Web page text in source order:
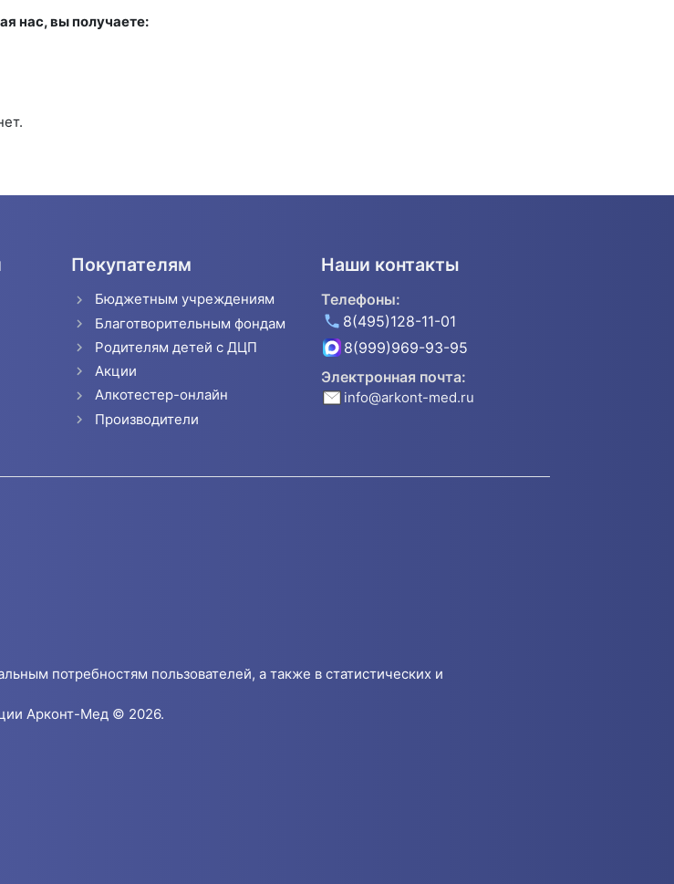
нас, вы получаете:
Покупателям
Бюджетным учреждениям
Благотворительным фондам
Родителям детей с ДЦП
Акции
Алкотестер-онлайн
Производители
Наши контакты
Телефоны:
8(495)128-11-01
8(999)969-93-95
Электронная почта:
info@arkont-med.ru
потребностям пользователей, а также в статистических и
Арконт-Мед © 2026.